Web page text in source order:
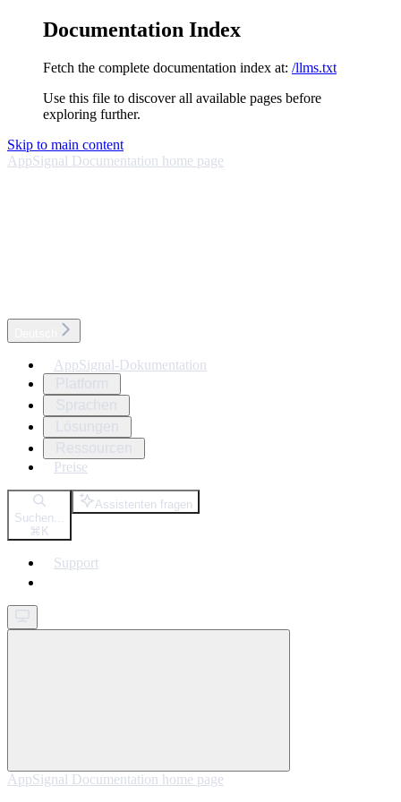
Documentation Index
Fetch the complete documentation index at: /llms.txt
Use this file to discover all available pages before
exploring further.
Skip to main content
AppSignal Documentation home page
AppSignal-Dokumentation
Preise
Suchen...
⌘ K
Assistenten fragen
Support
AppSignal Documentation home page